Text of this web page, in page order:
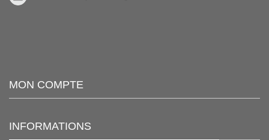
MON COMPTE
INFORMATIONS